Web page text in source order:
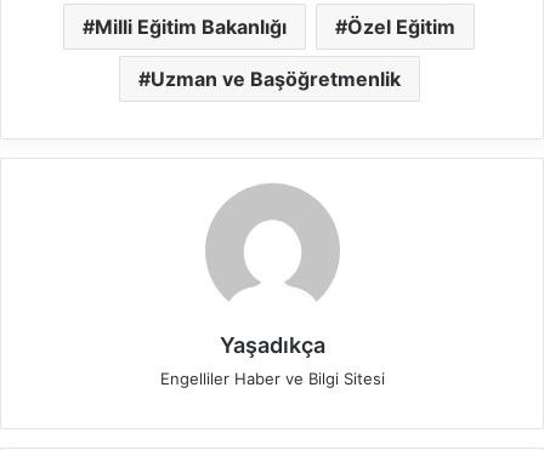
Milli Eğitim Bakanlığı Özel Eğitim
Uzman ve Başöğretmenlik
Yaşadıkça
Engelliler Haber ve Bilgi Sitesi